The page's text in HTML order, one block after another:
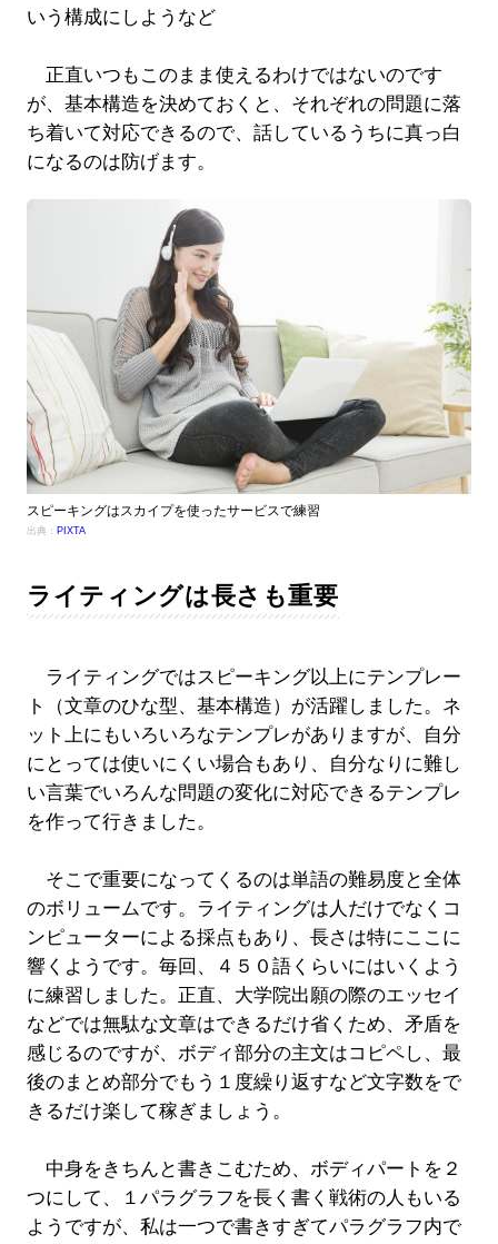
いう構成にしようなど
正直いつもこのまま使えるわけではないのです
が、基本構造を決めておくと、それぞれの問題に落
ち着いて対応できるので、話しているうちに真っ白
になるのは防げます。
スピーキングはスカイプを使ったサービスで練習
出典： PIXTA
ライティングは長さも重要
ライティングではスピーキング以上にテンプレー
ト（文章のひな型、基本構造）が活躍しました。ネ
ット上にもいろいろなテンプレがありますが、自分
にとっては使いにくい場合もあり、自分なりに難し
い言葉でいろんな問題の変化に対応できるテンプレ
を作って行きました。
そこで重要になってくるのは単語の難易度と全体
のボリュームです。ライティングは人だけでなくコ
ンピューターによる採点もあり、長さは特にここに
響くようです。毎回、４５０語くらいにはいくよう
に練習しました。正直、大学院出願の際のエッセイ
などでは無駄な文章はできるだけ省くため、矛盾を
感じるのですが、ボディ部分の主文はコピペし、最
後のまとめ部分でもう１度繰り返すなど文字数をで
きるだけ楽して稼ぎましょう。
中身をきちんと書きこむため、ボディパートを２
つにして、１パラグラフを長く書く戦術の人もいる
ようですが、私は一つで書きすぎてパラグラフ内で